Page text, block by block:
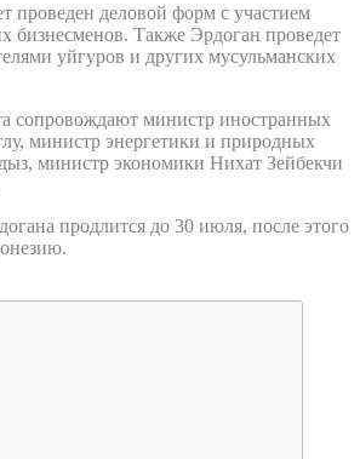
проведен деловой форм с участием
бизнесменов. Также Эрдоган проведет
уйгуров и других мусульманских
сопровождают министр иностранных
министр энергетики и природных
министр экономики Нихат Зейбекчи
продлится до 30 июля, после этого